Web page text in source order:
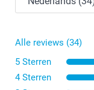
Alle reviews (34)
5 Sterren
4 Sterren